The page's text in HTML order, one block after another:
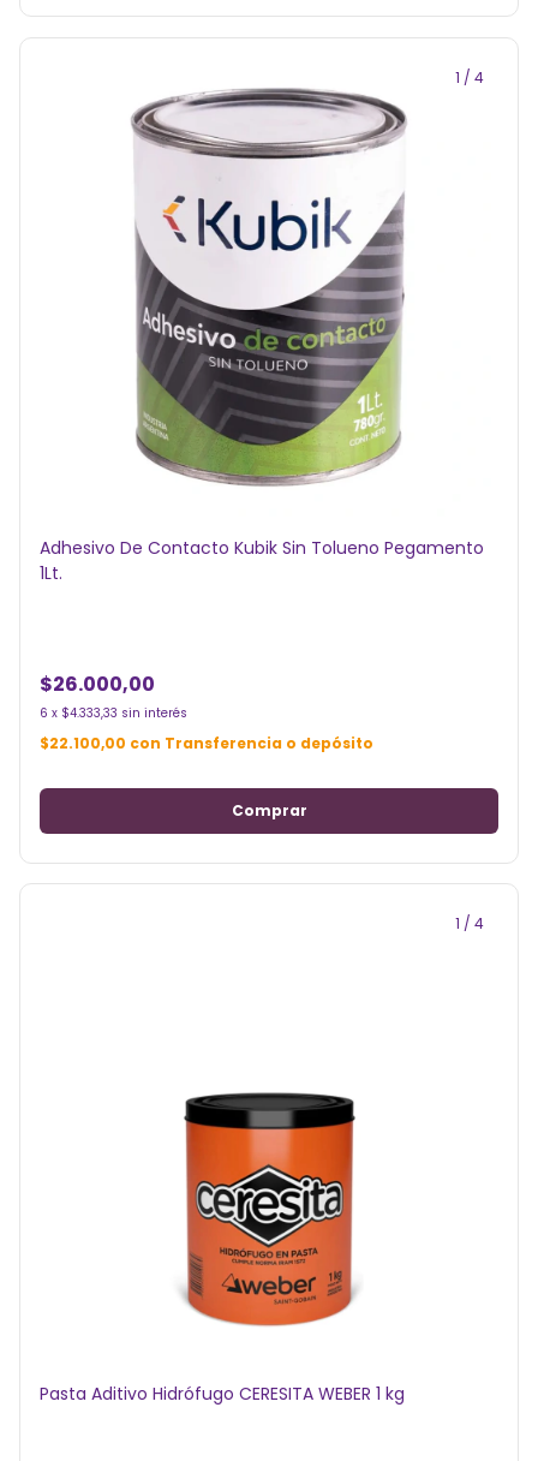
1 / 4
Adhesivo De Contacto Kubik Sin Tolueno Pegamento
1Lt.
$26.000,00
6 x $4.333,33 sin interés
$22.100,00 con Transferencia o depósito
1 / 4
Pasta Aditivo Hidrófugo CERESITA WEBER 1 kg